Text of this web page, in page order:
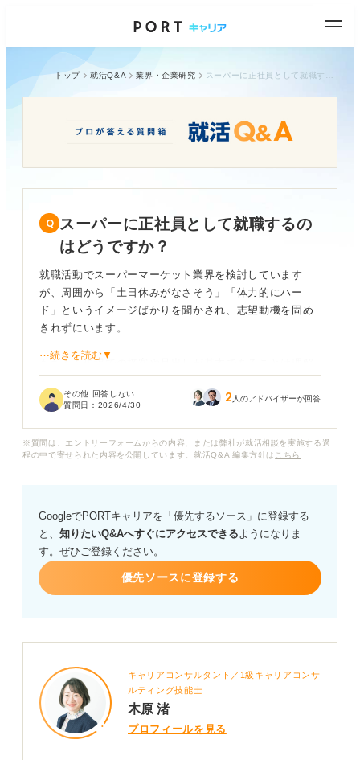
トップ 就活Q&A 業界・企業研究
スーパーに正社員として就職するの
はどうですか？
就職活動でスーパーマーケット業界を検討しています
が、周囲から「土日休みがなさそう」「体力的にハー
ド」というイメージばかりを聞かされ、志望動機を固め
きれずにいます。
もちろん現場での接客や品出しが基本であることは理解
あるのか、業界自体にどのような将来性があるのかが具
単に「食べることが好き」「人と接するのが好き」とい
スーパー業界で働くことの実態や、選考で見られている
資質、そして入社後の多様なキャリア形成の可能性につ
いて詳しく教えていただきたいです。
⋯続きを読む▼
その他 回答しない
質問日： 2026/4/30 2 人のアドバイザーが回答
※質問は、エントリーフォームからの内容、または弊社が就活相談を実施する過
程の中で寄せられた内容を公開しています。就活Q&A 編集方針は こちら
GoogleでPORTキャリアを「優先するソース」に登録する
と、 知りたいQ&Aへすぐにアクセスできるようになりま
す。ぜひご登録ください。
優先ソースに登録する
キャリアコンサルタント／1級キャリアコンサ
ルティング技能士
木原 渚
プロフィールを見る